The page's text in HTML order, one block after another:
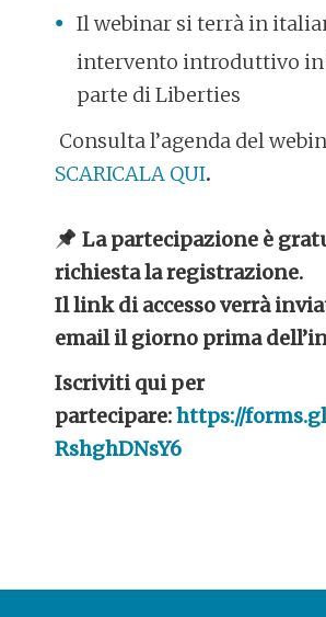
Il webinar si terrà in
intervento introduttivo in
parte di Liberties
Consulta l’agenda del
SCARICALA QUI.
La partecipazione è
richiesta la registrazione.
Il link di accesso verrà
email il giorno prima
Iscriviti qui per
partecipare:https://
RshghDNsY6
POST